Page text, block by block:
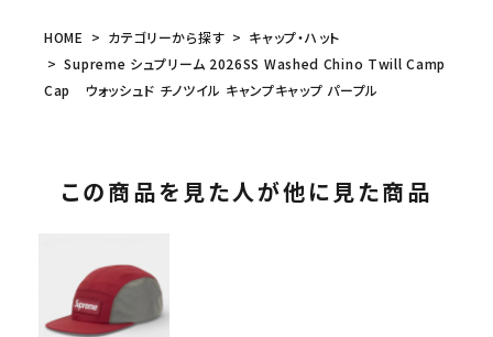
HOME カテゴリーから探す
キャップ・ハット
Supreme シュプリーム 2026SS Washed Chino Twill Camp
Cap ウォッシュド チノツイル キャンプキャップ パープル
この商品を見た人が他に見た商品